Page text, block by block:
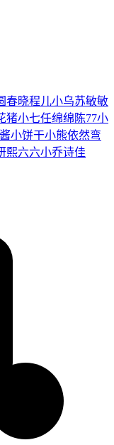
春晓程儿小乌苏敏敏
猪小七任绵绵 陈77小
小饼干小熊依然弯
熙六六小乔诗佳